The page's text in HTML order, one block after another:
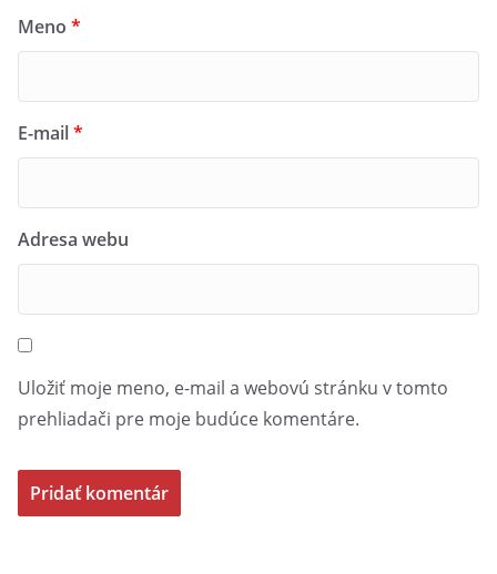
Meno *
E-mail*
Adresa webu
Uložiť moje meno, e-mail a webovú stránku v tomto
prehliadači pre moje budúce komentáre.